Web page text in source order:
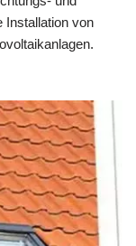
Installation von